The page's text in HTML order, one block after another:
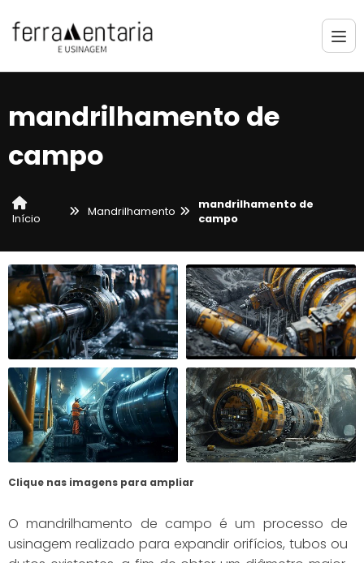
mandrilhamento de
campo
Início
Mandrilhamento
mandrilhamento de
campo
Clique nas imagens para ampliar
O mandrilhamento de campo é um processo de
usinagem realizado para expandir orifícios, tubos ou